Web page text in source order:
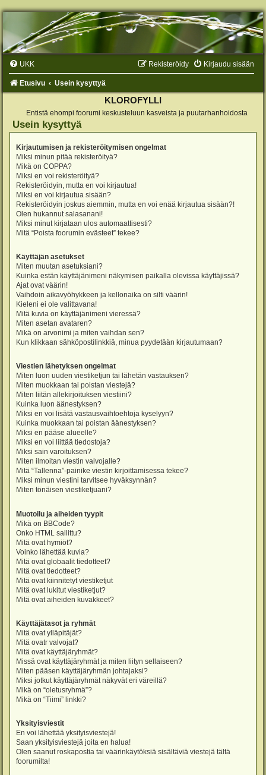
UKK Kirjaudu sisään
Rekisteröidy
Etusivu Usein kysyttyä
KLOROFYLLI
Entistä ehompi foorumi keskusteluun kasveista ja puutarhanhoidosta
Usein kysyttyä
Kirjautumisen ja rekisteröitymisen ongelmat
Miksi minun pitää rekisteröityä?
Mikä on COPPA?
Miksi en voi rekisteröityä?
Rekisteröidyin, mutta en voi kirjautua!
Miksi en voi kirjautua sisään?
Rekisteröidyin joskus aiemmin, mutta en voi enää kirjautua sisään?!
Olen hukannut salasanani!
Miksi minut kirjataan ulos automaattisesti?
Mitä “Poista foorumin evästeet” tekee?
Käyttäjän asetukset
Miten muutan asetuksiani?
Kuinka estän käyttäjänimeni näkymisen paikalla olevissa käyttäjissä?
Ajat ovat väärin!
Vaihdoin aikavyöhykkeen ja kellonaika on silti väärin!
Kieleni ei ole valittavana!
Mitä kuvia on käyttäjänimeni vieressä?
Miten asetan avataren?
Mikä on arvonimi ja miten vaihdan sen?
Kun klikkaan sähköpostilinkkiä, minua pyydetään kirjautumaan?
Viestien lähetyksen ongelmat
Miten luon uuden viestiketjun tai lähetän vastauksen?
Miten muokkaan tai poistan viestejä?
Miten liitän allekirjoituksen viestiini?
Kuinka luon äänestyksen?
Miksi en voi lisätä vastausvaihtoehtoja kyselyyn?
Kuinka muokkaan tai poistan äänestyksen?
Miksi en pääse alueelle?
Miksi en voi liittää tiedostoja?
Miksi sain varoituksen?
Miten ilmoitan viestin valvojalle?
Mitä “Tallenna”-painike viestin kirjoittamisessa tekee?
Miksi minun viestini tarvitsee hyväksynnän?
Miten tönäisen viestiketjuani?
Muotoilu ja aiheiden tyypit
Mikä on BBCode?
Onko HTML sallittu?
Mitä ovat hymiöt?
Voinko lähettää kuvia?
Mitä ovat globaalit tiedotteet?
Mitä ovat tiedotteet?
Mitä ovat kiinnitetyt viestiketjut
Mitä ovat lukitut viestiketjut?
Mitä ovat aiheiden kuvakkeet?
Käyttäjätasot ja ryhmät
Mitä ovat ylläpitäjät?
Mitä ovatr valvojat?
Mitä ovat käyttäjäryhmät?
Missä ovat käyttäjäryhmät ja miten liityn sellaiseen?
Miten pääsen käyttäjäryhmän johtajaksi?
Miksi jotkut käyttäjäryhmät näkyvät eri väreillä?
Mikä on “oletusryhmä”?
Mikä on “Tiimi” linkki?
Yksityisviestit
En voi lähettää yksityisviestejä!
Saan yksityisviestejä joita en halua!
Olen saanut roskapostia tai väärinkäytöksiä sisältäviä viestejä tältä
foorumilta!